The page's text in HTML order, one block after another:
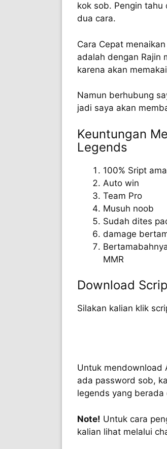
kok sob. Pengin tahu
dua cara.
Cara Cepat
adalah dengan Rajin
karena akan
Namun berhubung
jadi saya akan
Keuntungan
Legends
100% Sript
Auto win
Team Pro
Musuh noob
Sudah dites
damage
MMR
Download
Silakan kalian klik
Untuk mendownload
ada password sob,
legends yang
Note! Untuk cara
kalian lihat melalui